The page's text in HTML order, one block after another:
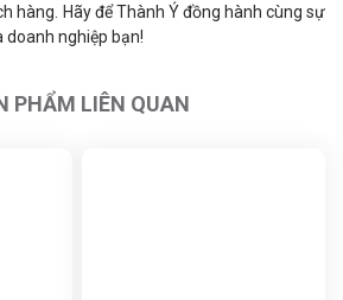
hàng. Hãy để Thành Ý đồng hành cùng sự
nghiệp bạn!
PHẨM LIÊN QUAN